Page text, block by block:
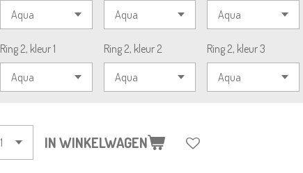
Ring 2, kleur 1 Ring 2, kleur 2 Ring 2, kleur 3
IN WINKELWAGEN